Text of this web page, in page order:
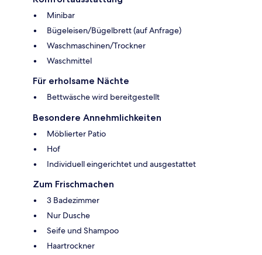
Minibar
Bügeleisen/Bügelbrett (auf Anfrage)
Waschmaschinen/Trockner
Waschmittel
Für erholsame Nächte
Bettwäsche wird bereitgestellt
Besondere Annehmlichkeiten
Möblierter Patio
Hof
Individuell eingerichtet und ausgestattet
Zum Frischmachen
3 Badezimmer
Nur Dusche
Seife und Shampoo
Haartrockner